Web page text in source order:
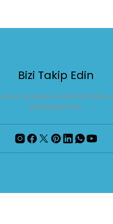
Bizi Takip Edin
hesaplarımızdan bizi takip
paylaşabilirsiniz.